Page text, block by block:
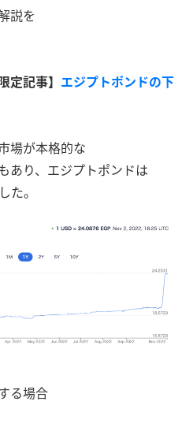
説を
定記事】 エジプトポンドの下
場が本格的な
あり、エジプトポンドは
た。
る場合